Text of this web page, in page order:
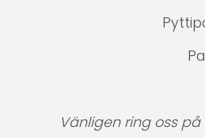
Vänligen ring oss